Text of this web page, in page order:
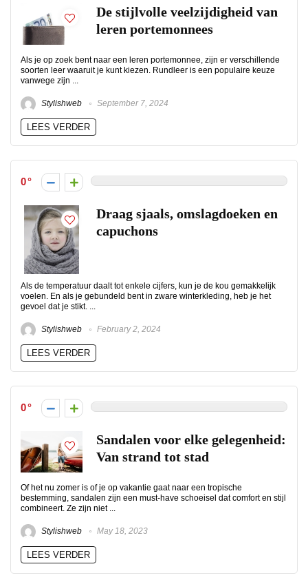
De stijlvolle veelzijdigheid van
leren portemonnees
Als je op zoek bent naar een leren portemonnee, zijn er verschillende
soorten leer waaruit je kunt kiezen. Rundleer is een populaire keuze
vanwege zijn ...
Stylishweb September 7, 2024
LEES VERDER
0
Draag sjaals, omslagdoeken en
capuchons
Als de temperatuur daalt tot enkele cijfers, kun je de kou gemakkelijk
voelen. En als je gebundeld bent in zware winterkleding, heb je het
gevoel dat je stikt. ...
Stylishweb February 2, 2024
LEES VERDER
0
Sandalen voor elke gelegenheid:
Van strand tot stad
Of het nu zomer is of je op vakantie gaat naar een tropische
bestemming, sandalen zijn een must-have schoeisel dat comfort en stijl
combineert. Ze zijn niet ...
Stylishweb May 18, 2023
LEES VERDER